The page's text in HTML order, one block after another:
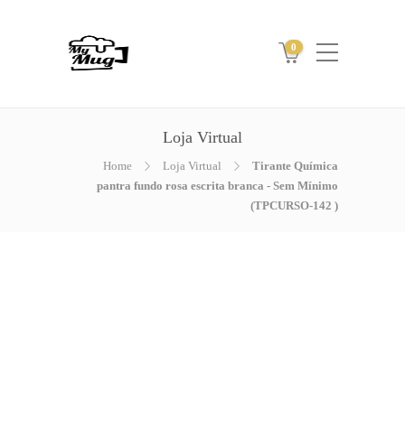
0
Loja Virtual
Home Loja Virtual
Tirante Química
pantra fundo rosa escrita branca - Sem Mínimo
(TPCURSO-142 )